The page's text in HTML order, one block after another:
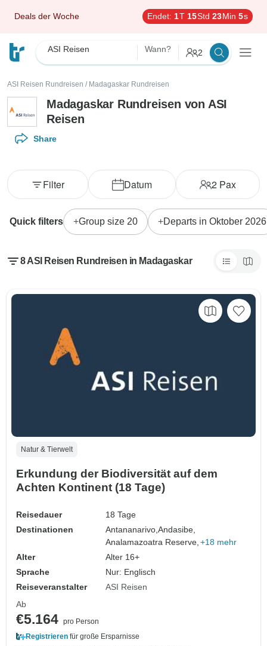
Deals der Woche Endet: 1T 15Std 23Min 4s
ASI Reisen Wann? 2
ASI Reisen Rundreisen / Madagaskar Rundreisen
Madagaskar Rundreisen von ASI
Reisen
Share
Datum 2 Pax
Filter
Quick filters Group size 20 Departs in Oktober 2026
8 ASI Reisen Rundreisen in Madagaskar
Natur & Tierwelt
Erkundung der Biodiversität auf dem
Achten Kontinent (18 Tage)
Reisedauer
18 Tage
Destinationen
Antananarivo,Andasibe,
Analamazoatra Reserve, +18 mehr
Alter
Alter 16+
Sprache
Nur: Englisch
Reiseveranstalter
ASI Reisen
Ab
€5.164 pro Person
Registrieren für große Ersparnisse